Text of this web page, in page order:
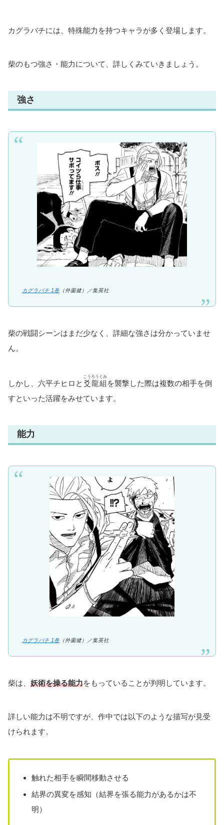
カグラバチには、特殊能力を持つキャラが多く登場します。
柴のもつ強さ・能力について、詳しくみていきましょう。
強さ
カグラバチ 1巻 （外薗健）／集英社
柴の戦闘シーンはまだ少なく、詳細な強さは分かっていませ
ん。
しかし、六平チヒロと 爻龍組
こうろうぐみ
を襲撃した際は複数の相手を倒
すといった活躍をみせています。
能力
カグラバチ 1巻 （外薗健）／集英社
柴は、 妖術を操る能力をもっていることが判明しています。
詳しい能力は不明ですが、作中では以下のような描写が見受
けられます。
触れた相手を瞬間移動させる
結界の異変を感知（結界を張る能力があるかは不
明）